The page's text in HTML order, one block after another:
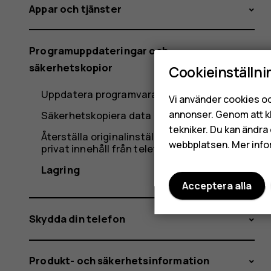
Appar och tjänster
Programuppdateringar och
säkerhetskopior
Uppdatera programvaran i telefonen
Säkerhetskopiera data
Återställa originalinställningar och ta bort
privat innehåll från telefonen
Lagring
Skydda din telefon
Produkt- och säkerhetsinformation
Vi använder cookies
annonser. Genom att
tekniker. Du kan
webbplatsen. Mer
Acceptera alla